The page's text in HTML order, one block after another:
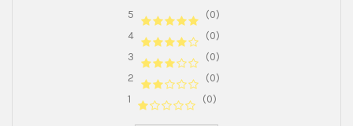
5
(0)
4
(0)
3
(0)
2
(0)
1
(0)